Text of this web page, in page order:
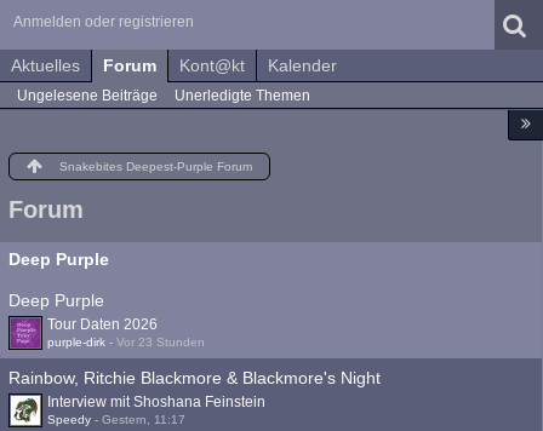
Anmelden oder registrieren
Aktuelles Forum Kont@kt Kalender
Ungelesene Beiträge Unerledigte Themen
Snakebites Deepest-Purple Forum
Forum
Deep Purple
Deep Purple
Tour Daten 2026
purple-dirk - Vor 23 Stunden
Rainbow, Ritchie Blackmore & Blackmore's Night
Interview mit Shoshana Feinstein
Speedy - Gestern, 11:17